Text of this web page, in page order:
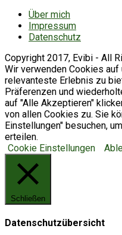
Über mich
Impressum
Datenschutz
Copyright 2017, Evibi - All
Wir verwenden Cookies
relevanteste Erlebnis zu
Präferenzen und
auf "Alle Akzeptieren"
von allen Cookies zu. Sie
Einstellungen" besuchen,
erteilen.
Cookie Einstellungen
Schließen
Datenschutzübersicht